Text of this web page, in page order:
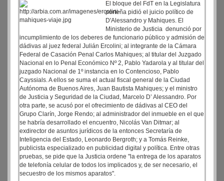
El bloque del FdT en la Legislatura
porteña pidió el juicio político de
D'Alessandro y Mahiques. El
Ministerio de Justicia denunció por
incumplimiento de los deberes de funcionario público y admisión de
dádivas al juez federal Julián Ercolini; al integrante de la Cámara
Federal de Casación Penal Carlos Mahiques; al titular del Juzgado
Nacional en lo Penal Económico Nº 2, Pablo Yadarola y al titular del
juzgado Nacional de 1º instancia en lo Contencioso, Pablo
Cayssials. A ellos se suma el actual fiscal general de la Ciudad
Autónoma de Buenos Aires, Juan Bautista Mahiques; y el ministro
de Justicia y Seguridad de la Ciudad, Marcelo D’ Alessandro. Por
otra parte, se acusó por el ofrecimiento de dádivas al CEO del
Grupo Clarín, Jorge Rendo; al administrador del inmueble en el que
se habría desarrollado el encuentro, Nicolás Van Ditmar; al
exdirector de asuntos jurídicos de la entonces Secretaría de
Inteligencia del Estado, Leonardo Bergroth; y a Tomás Reinke,
publicista especializado en publicidad digital y política. Entre otras
pruebas, se pide que la Justicia ordene "la entrega de los aparatos
de telefonía celular de todos los implicados y, de ser necesario, el
secuestro de los mismos aparatos".